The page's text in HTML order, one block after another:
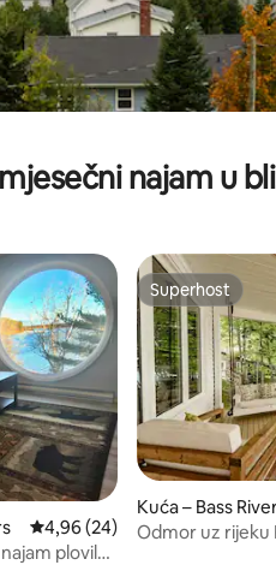
najam u
oznakom „Odabrali gosti”
Prosječna ocjena: 4,96/5,
4,96 (24)
plovila
Superhost
Superhost
Kuća – Bass
Odmor uz rijeku